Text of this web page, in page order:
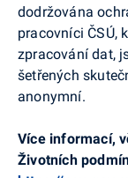
dodržována
pracovníci ČSÚ,
zpracování dat,
šetřených
anonymní.
Více informací,
Životních